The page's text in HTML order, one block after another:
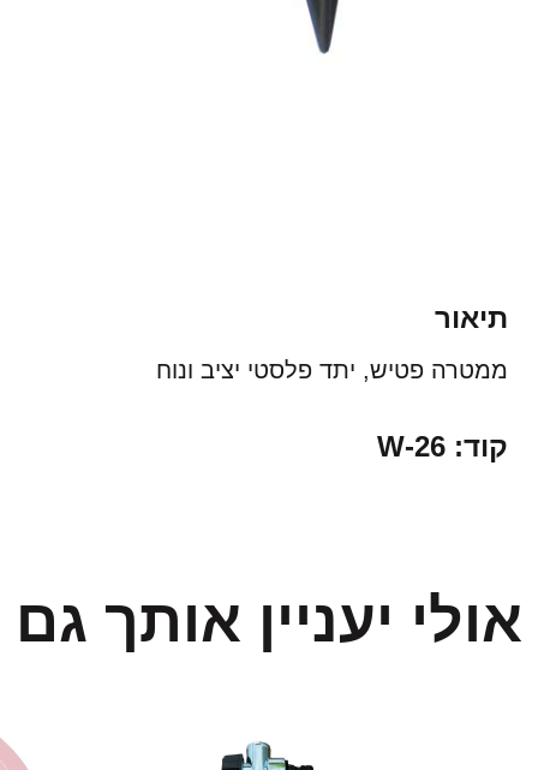
תיאור
ממטרה פטיש, יתד פלסטי יציב ונוח
קוד: W-26
אולי יעניין אותך גם